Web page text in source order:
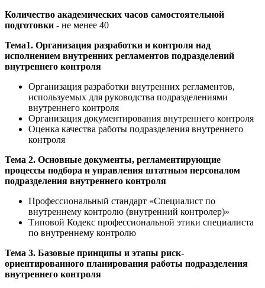
Количество академических часов самостоятельной
подготовки - не менее 40
Тема1. Организация разработки и контроля над
исполнением внутренних регламентов подразделений
внутреннего контроля
Организация разработки внутренних регламентов,
используемых для руководства подразделениями
внутреннего контроля
Организация документирования внутреннего контроля
Оценка качества работы подразделения внутреннего
контроля
Тема 2. Основные документы, регламентирующие
процессы подбора и управления штатным персоналом
подразделения внутреннего контроля
Профессиональный стандарт «Специалист по
внутреннему контролю (внутренний контролер)»
Типовой Кодекс профессиональной этики специалиста
по внутреннему контролю
Тема 3. Базовые принципы и этапы риск-
ориентированного планирования работы подразделения
внутреннего контроля